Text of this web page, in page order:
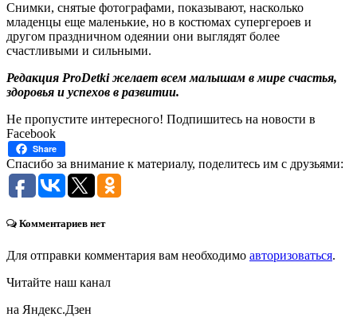
Снимки, снятые фотографами, показывают, насколько
младенцы еще маленькие, но в костюмах супергероев и
другом праздничном одеянии они выглядят более
счастливыми и сильными.
Редакция ProDetki желает всем малышам в мире счастья,
здоровья и успехов в развитии.
Не пропустите интересного! Подпишитесь на новости в
Facebook
Share
Спасибо за внимание к материалу, поделитесь им с друзьями:
Комментариев нет
Для отправки комментария вам необходимо авторизоваться.
Читайте наш канал
на Яндекс.Дзен